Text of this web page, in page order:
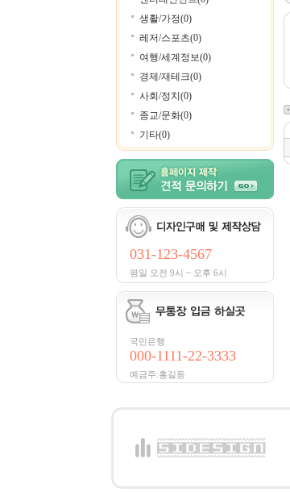
생활/가정(0)
레저/스포츠(0)
여행/세계정보(0)
경제/재테크(0)
사회/정치(0)
종교/문화(0)
기타(0)
031-123-4567
평일 오전 9시 ~ 오후 6시
국민은행
000-1111-22-3333
예금주:홍길동